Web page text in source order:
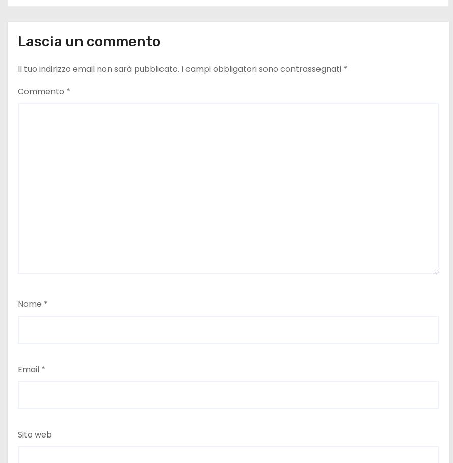
c
l
i
Lascia un commento
Il tuo indirizzo email non sarà pubblicato. I campi obbligatori sono contrassegnati *
Commento *
Nome *
Email *
Sito web